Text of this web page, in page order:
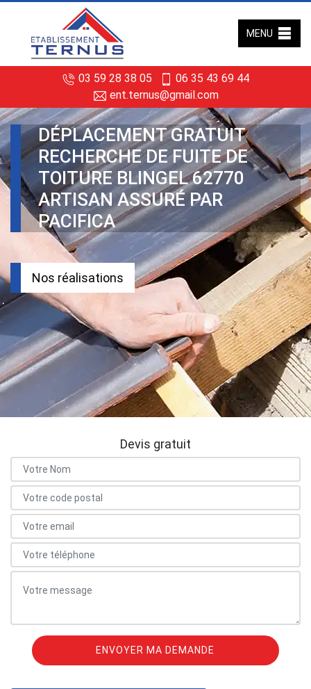
03 59 28 38 05
06 35 43 69 44
ent.ternus@gmail.com
MENU
DÉPLACEMENT GRATUIT
RECHERCHE DE FUITE DE
TOITURE BLINGEL 62770
ARTISAN ASSURÉ PAR
PACIFICA
Nos réalisations
Devis gratuit